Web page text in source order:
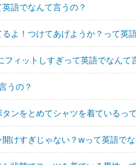
語でなんて言うの？
よ！つけてあげようか？って英
フィットしすぎって英語でなんて
うの？
ンをとめてシャツを着ているっ
けすぎじゃない？wって英語で